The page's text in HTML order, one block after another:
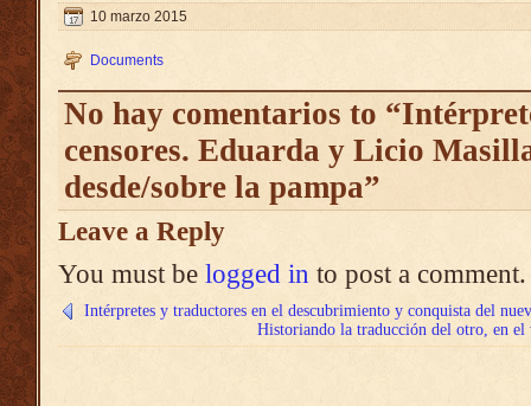
10 marzo 2015
Documents
No hay comentarios to
censores. Eduarda y Licio
desde/sobre la pampa”
Leave a Reply
You must be logged in to post a comment.
Intérpretes y traductores en el descubrimiento y conquista del
Historiando la traducción del otro, en